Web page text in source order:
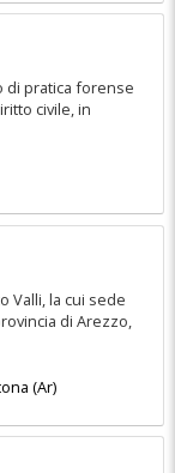
di pratica forense
civile, in
Valli, la cui sede
di Arezzo,
(Ar)